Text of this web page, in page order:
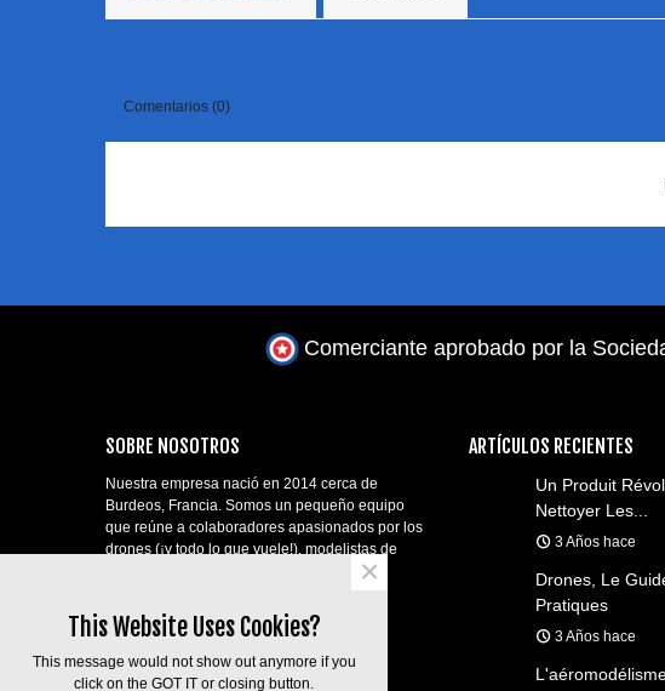
Comentarios (0)
SOBRE NOSOTROS
Nuestra empresa nació en 2014 cerca de
Burdeos, Francia. Somos un pequeño equipo
que reúne a colaboradores apasionados por los
drones (¡y todo lo que vuele!), modelistas de
contact@aerial-shop.com.
ARTÍCULOS RECIENTES
Un Produit
Nettoyer Les...
3 Años hace
Drones, Le
Pratiques
3 Años hace
Comerciante aprobado por la
This Website Uses Cookies?
This message would not show out anymore if you
click on the GOT IT or closing button.
×